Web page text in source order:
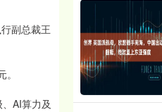
副总裁王
AI算力及